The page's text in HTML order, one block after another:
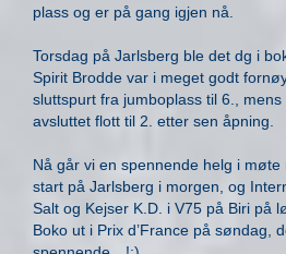
plass og er på gang igjen nå.
Torsdag på Jarlsberg ble det dg i
Spirit Brodde var i meget godt
sluttspurt fra jumboplass til 6.,
avsluttet flott til 2. etter sen åpning.
Nå går vi en spennende helg i
start på Jarlsberg i morgen, og
Salt og Kejser K.D. i V75 på Biri på
Boko ut i Prix d’France på søndag,